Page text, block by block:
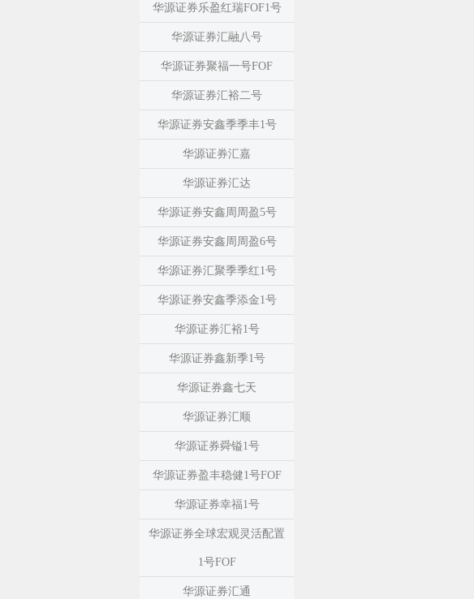
华源证券乐盈红瑞FOF1号
华源证券汇融八号
华源证券聚福一号FOF
华源证券汇裕二号
华源证券安鑫季季丰1号
华源证券汇嘉
华源证券汇达
华源证券安鑫周周盈5号
华源证券安鑫周周盈6号
华源证券汇聚季季红1号
华源证券安鑫季添金1号
华源证券汇裕1号
华源证券鑫新季1号
华源证券鑫七天
华源证券汇顺
华源证券舜镒1号
华源证券盈丰稳健1号FOF
华源证券幸福1号
华源证券全球宏观灵活配置
1号FOF
华源证券汇通